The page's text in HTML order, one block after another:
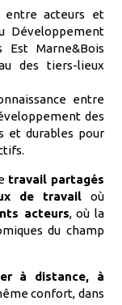
entre acteurs et
Développement
Est Marne&Bois
des tiers-lieux
entre
des
et durables pour
travail partagés
de travail où
acteurs, où la
du champ
à distance, à
confort, dans